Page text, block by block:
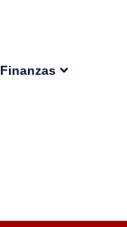
Finanzas